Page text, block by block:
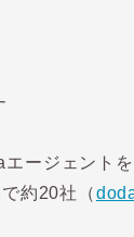
ージェント
約20社（